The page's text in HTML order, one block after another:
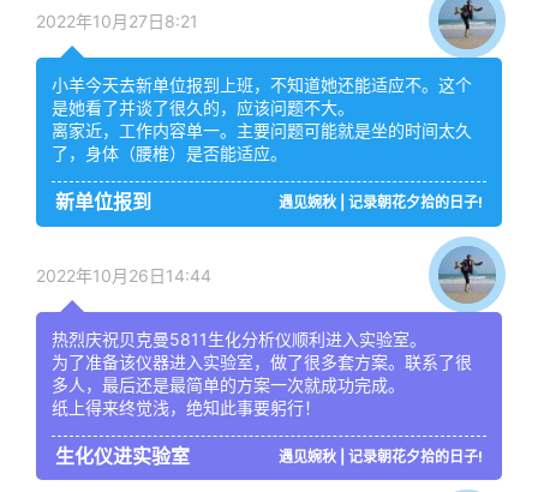
2022年10月27日8:21
小羊今天去新单位报到上班，不知道她还能适应不。这个
是她看了并谈了很久的，应该问题不大。
离家近，工作内容单一。主要问题可能就是坐的时间太久
了，身体（腰椎）是否能适应。
新单位报到 遇见婉秋 | 记录朝花夕拾的日子!
2022年10月26日14:44
热烈庆祝贝克曼5811生化分析仪顺利进入实验室。
为了准备该仪器进入实验室，做了很多套方案。联系了很
多人，最后还是最简单的方案一次就成功完成。
纸上得来终觉浅，绝知此事要躬行！
生化仪进实验室 遇见婉秋 | 记录朝花夕拾的日子!